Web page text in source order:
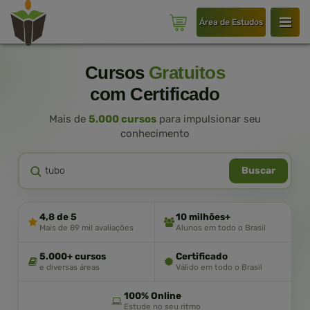
Área de Estudos
Cursos Gratuitos
com Certificado
Mais de 5.000 cursos para impulsionar seu
conhecimento
Buscar
4,8 de 5
Mais de 89 mil avaliações
10 milhões+
Alunos em todo o Brasil
5.000+ cursos
e diversas áreas
Certificado
Válido em todo o Brasil
100% Online
Estude no seu ritmo